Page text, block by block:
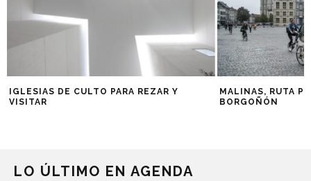
IGLESIAS DE CULTO PARA REZAR Y
VISITAR
MALINAS, RUTA
BORGOÑÓN
LO ÚLTIMO EN AGENDA